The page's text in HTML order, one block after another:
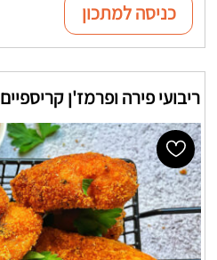
כניסה למתכון
ריבועי פירה ופרמז'ן קריספיים